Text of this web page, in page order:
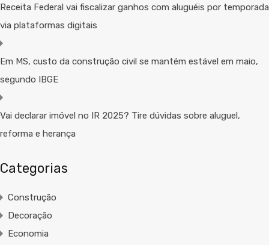
Receita Federal vai fiscalizar ganhos com aluguéis por temporada
via plataformas digitais
Em MS, custo da construção civil se mantém estável em maio,
segundo IBGE
Vai declarar imóvel no IR 2025? Tire dúvidas sobre aluguel,
reforma e herança
Categorias
Construção
Decoração
Economia